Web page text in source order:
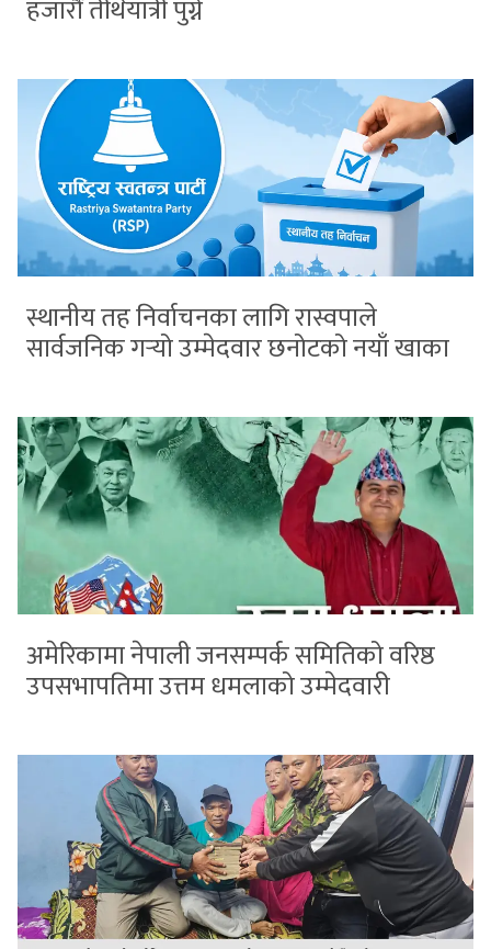
हजारौँ तीर्थयात्री पुग्ने
स्थानीय तह निर्वाचनका लागि रास्वपाले
सार्वजनिक गर्‍यो उम्मेदवार छनोटको नयाँ खाका
अमेरिकामा नेपाली जनसम्पर्क समितिको वरिष्ठ
उपसभापतिमा उत्तम धमलाको उम्मेदवारी